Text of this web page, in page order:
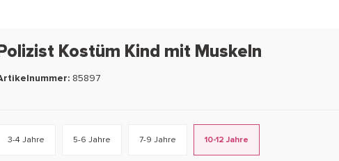
Polizist Kostüm Kind mit Muskeln
85897
3-4 Jahre 5-6 Jahre 7-9 Jahre 10-12 Jahre